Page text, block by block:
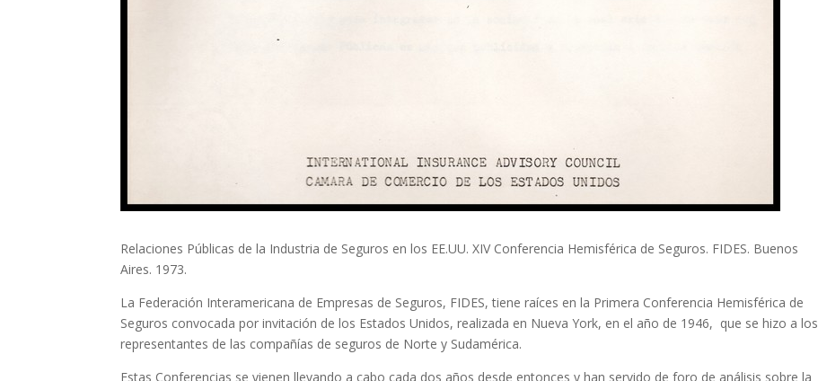
Relaciones Públicas de la Industria de Seguros en los EE.UU. XIV Conferencia Hemisférica de Seguros. FIDES. Buenos
Aires. 1973.
La Federación Interamericana de Empresas de Seguros, FIDES, tiene raíces en la Primera Conferencia Hemisférica de
Seguros convocada por invitación de los Estados Unidos, realizada en Nueva York, en el año de 1946, que se hizo a los
representantes de las compañías de seguros de Norte y Sudamérica.
Estas Conferencias se vienen llevando a cabo cada dos años desde entonces y han servido de foro de análisis sobre la